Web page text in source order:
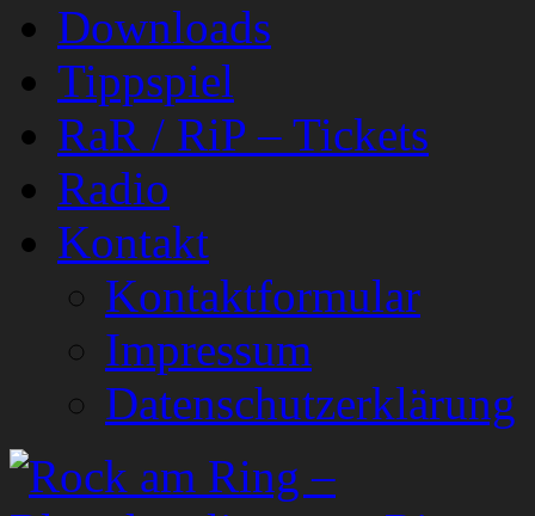
Downloads
Tippspiel
RaR / RiP – Tickets
Radio
Kontakt
Kontaktformular
Impressum
Datenschutzerklärung